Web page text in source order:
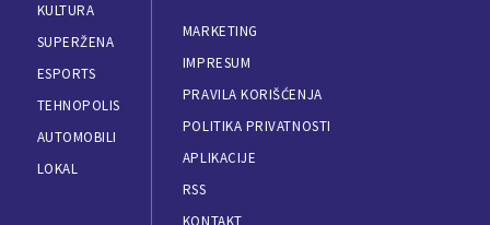
KULTURA
SUPERŽENA
ESPORTS
TEHNOPOLIS
AUTOMOBILI
LOKAL
MARKETING
IMPRESUM
PRAVILA KORIŠĆENJA
POLITIKA PRIVATNOSTI
APLIKACIJE
RSS